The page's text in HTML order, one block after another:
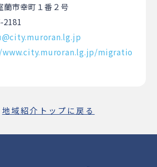
蘭市幸町１番２号
2181
migratio
地域紹介トップに戻る